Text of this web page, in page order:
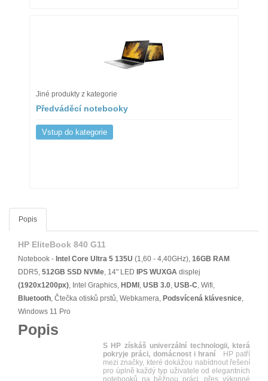
Jiné produkty z kategorie
Předváděcí notebooky
Vstup do kategorie
Popis
HP EliteBook 840 G11
Notebook - Intel Core Ultra 5 135U (1,60 - 4,40GHz), 16GB RAM
DDR5, 512GB SSD NVMe, 14" LED IPS WUXGA displej
(1920x1200px), Intel Graphics, HDMI , USB 3.0, USB-C, Wifi,
Bluetooth, Čtečka otisků prstů, Webkamera, Podsvícená klávesnice,
Windows 11 Pro
Popis
S HP získáš univerzální technologii, která
pokryje práci, domácnost i hraní HP patří
mezi značky, které dokážou nabídnout řešení
pro úplně každý typ uživatele od elegantních
notebooků na běžnou práci, přes výkonné